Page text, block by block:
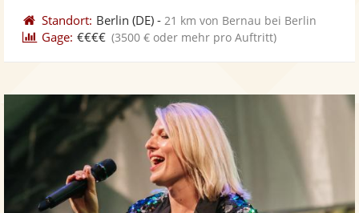
Standort: Berlin (DE) - 21 km von Bernau bei Berlin
Gage: €€€€ (3500 € oder mehr pro Auftritt)